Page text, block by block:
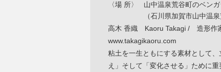
〈場 所〉
山中温泉荒谷町のベン
（石川県加賀市山中温
高木 香織 Kaoru Takagi / 造形作
www.takagikaoru.com
粘土を一生ともにする素材として
え」そして「変化させる」ために